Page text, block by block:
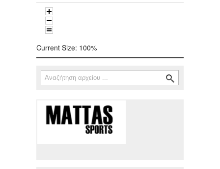
Current Size: 100%
Φόρμα αναζήτησης
Αναζήτηση